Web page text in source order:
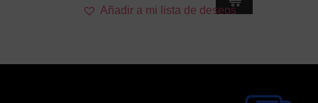
Añadir a mi lista de deseos